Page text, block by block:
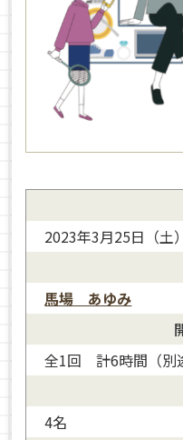
2023年3月25日（土
馬場 あゆみ
全1回 計6時間（別
4名